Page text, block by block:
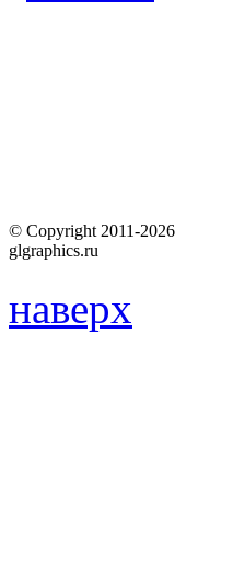
© Copyright 2011-2026
glgraphics.ru
наверх